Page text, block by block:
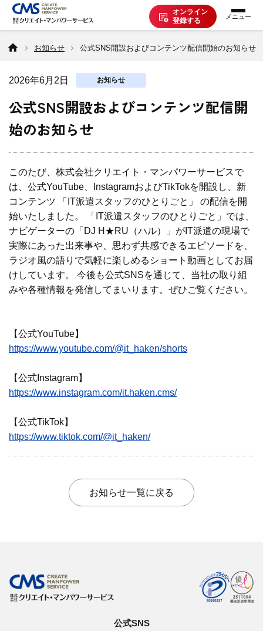
オンライン
登録する
お仕事を探す
登録の流れ
派遣の知識
企業の方へ
CMSについて
お知らせ 公式SNS開設およびコンテンツ配信開始のお知らせ
2026年6月2日 お知らせ
公式SNS開設およびコンテンツ配信開
始のお知らせ
このたび、株式会社クリエイト・マンパワーサービスで
は、公式YouTube、InstagramおよびTikTokを開設し、新
コンテンツ 「IT派遣スタッフのひとりごと」 の配信を開
始いたしました。 「IT派遣スタッフのひとりごと」では、
ナビゲーターの「DJ H★RU（ハル）」がIT派遣の現場で
実際にあった出来事や、思わず共感できるエピソードを、
ラジオ風の語りで気軽に楽しめるショート動画としてお届
けしています。 今後も公式SNSを通じて、当社の取り組
みや各種情報を発信してまいります。ぜひご覧ください。
【公式YouTube】
https://www.youtube.com/@it_haken/shorts
【公式Instagram】
https://www.instagram.com/it.haken.cms/
【公式TikTok】
https://www.tiktok.com/@it_haken/
お知らせ一覧に戻る
公式SNS